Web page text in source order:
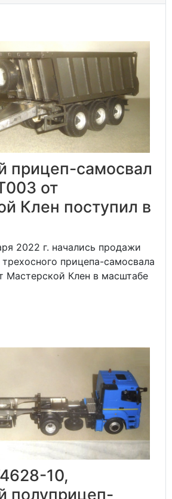
прицеп-самосвал
от
Клен поступил в
2022 г. начались продажи
прицепа-самосвала
Мастерской Клен в масштабе
10,
полуприцеп-